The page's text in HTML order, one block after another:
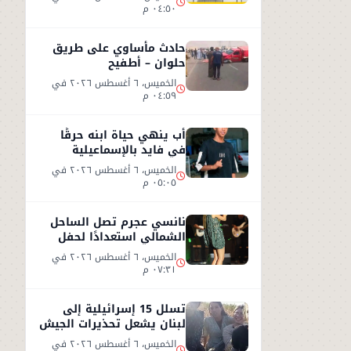
٠٤:٥٠ م
حادث مأساوي على طريق
حلوان – أطفيح
الخميس، ٦ أغسطس ٢٠٢٦ في
٠٤:٥٩ م
أب ينهي حياة ابنه حرقًا
في فايد بالإسماعيلية
الخميس، ٦ أغسطس ٢٠٢٦ في
٠٥:٠٥ م
نانسي عجرم تصل الساحل
الشمالي استعدادًا لحفل
صيفي جديد الخميس، ٦ أغسطس ٢٠٢٦ في
٠٧:٣١ م
تسلل 15 إسرائيلية إلى
لبنان يشعل تحذيرات الجيش
الإسرائيلي الخميس، ٦ أغسطس ٢٠٢٦ في